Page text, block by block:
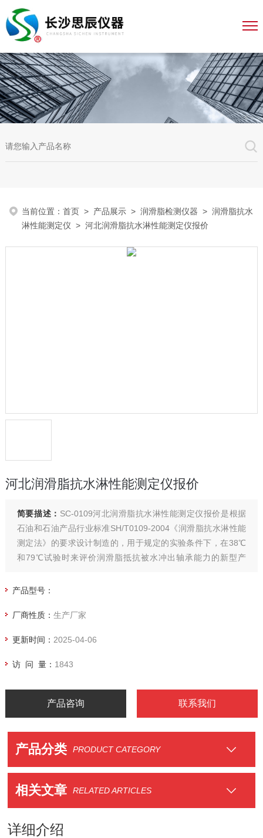
当前位置：首页 > 产品展示 >润滑脂检测仪器 >润滑脂抗水
淋性能测定仪 > 河北润滑脂抗水淋性能测定仪报价
河北润滑脂抗水淋性能测定仪报价
简要描述： SC-0109河北润滑脂抗水淋性能测定仪报价是根据
石油和石油产品行业标准SH/T0109-2004《润滑脂抗水淋性能
测定法》的要求设计制造的，用于规定的实验条件下，在38℃
和79℃试验时来评价润滑脂抵抗被水冲出轴承能力的新型产
产品型号：
厂商性质： 生产厂家
更新时间： 2025-04-06
访 问 量： 1843
产品咨询 联系我们
产品分类 PRODUCT CATEGORY
相关文章 RELATED ARTICLES
详细介绍